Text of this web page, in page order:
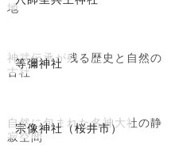
地
等彌神社
神武伝承が残る歴史と自然の
古社
宗像神社（桜井市）
自然に包まれた名神大社の静
寂空間